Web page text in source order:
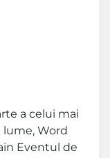
a celui mai
Word
Eventul de